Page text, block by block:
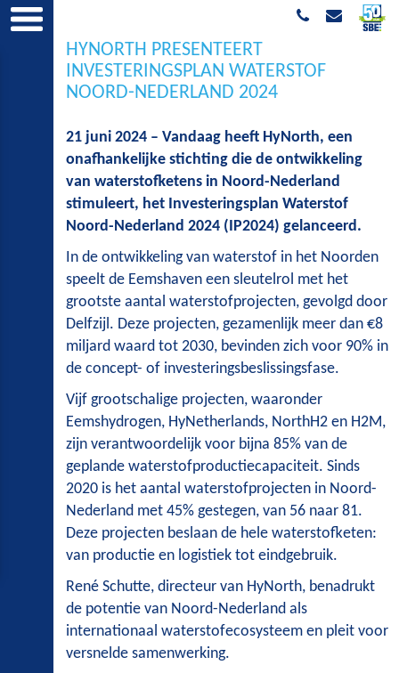
HYNORTH PRESENTEERT
INVESTERINGSPLAN WATERSTOF
NOORD-NEDERLAND 2024
21 juni 2024 – Vandaag heeft HyNorth, een
onafhankelijke stichting die de ontwikkeling
van waterstofketens in Noord-Nederland
stimuleert, het Investeringsplan Waterstof
Noord-Nederland 2024 (IP2024) gelanceerd.
In de ontwikkeling van waterstof in het Noorden
speelt de Eemshaven een sleutelrol met het
grootste aantal waterstofprojecten, gevolgd door
Delfzijl. Deze projecten, gezamenlijk meer dan €8
miljard waard tot 2030, bevinden zich voor 90% in
de concept- of investeringsbeslissingsfase.
Vijf grootschalige projecten, waaronder
Eemshydrogen, HyNetherlands, NorthH2 en H2M,
zijn verantwoordelijk voor bijna 85% van de
geplande waterstofproductiecapaciteit. Sinds
2020 is het aantal waterstofprojecten in Noord-
Nederland met 45% gestegen, van 56 naar 81.
Deze projecten beslaan de hele waterstofketen:
van productie en logistiek tot eindgebruik.
René Schutte, directeur van HyNorth, benadrukt
de potentie van Noord-Nederland als
internationaal waterstofecosysteem en pleit voor
versnelde samenwerking.